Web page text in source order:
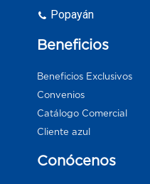
Popayán
Beneficios
Beneficios Exclusivos
Convenios
Catálogo Comercial
Cliente azul
Conócenos